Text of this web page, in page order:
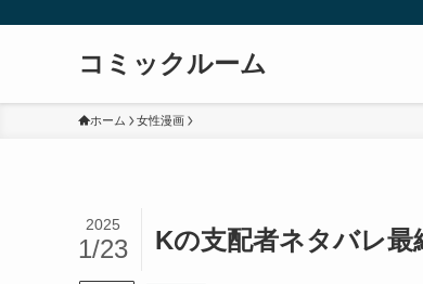
コミックルーム
ホーム 女性漫画
Kの支配者ネタバレ最
2025
1/23